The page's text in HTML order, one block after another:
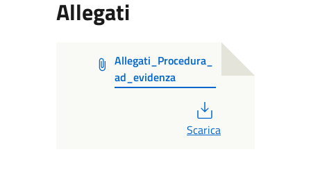
Allegati
Allegati_Procedura_
ad_evidenza
Scarica